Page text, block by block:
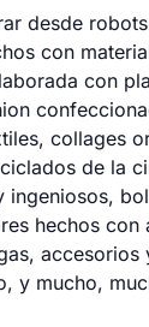
desde
con
con
collages
de la
ingeniosos,
hechos con
accesorios
y mucho,